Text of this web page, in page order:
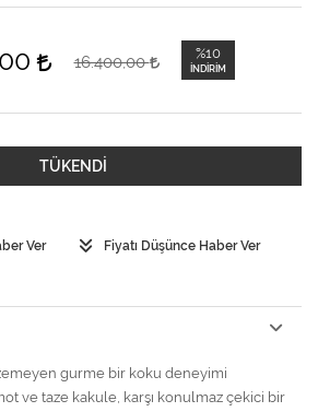
16.400,00 %10
İNDIRIM
TÜKENDİ
Ver Fiyatı Düşünce Haber Ver
gurme bir koku deneyimi
ve taze kakule, karşı konulmaz çekici bir